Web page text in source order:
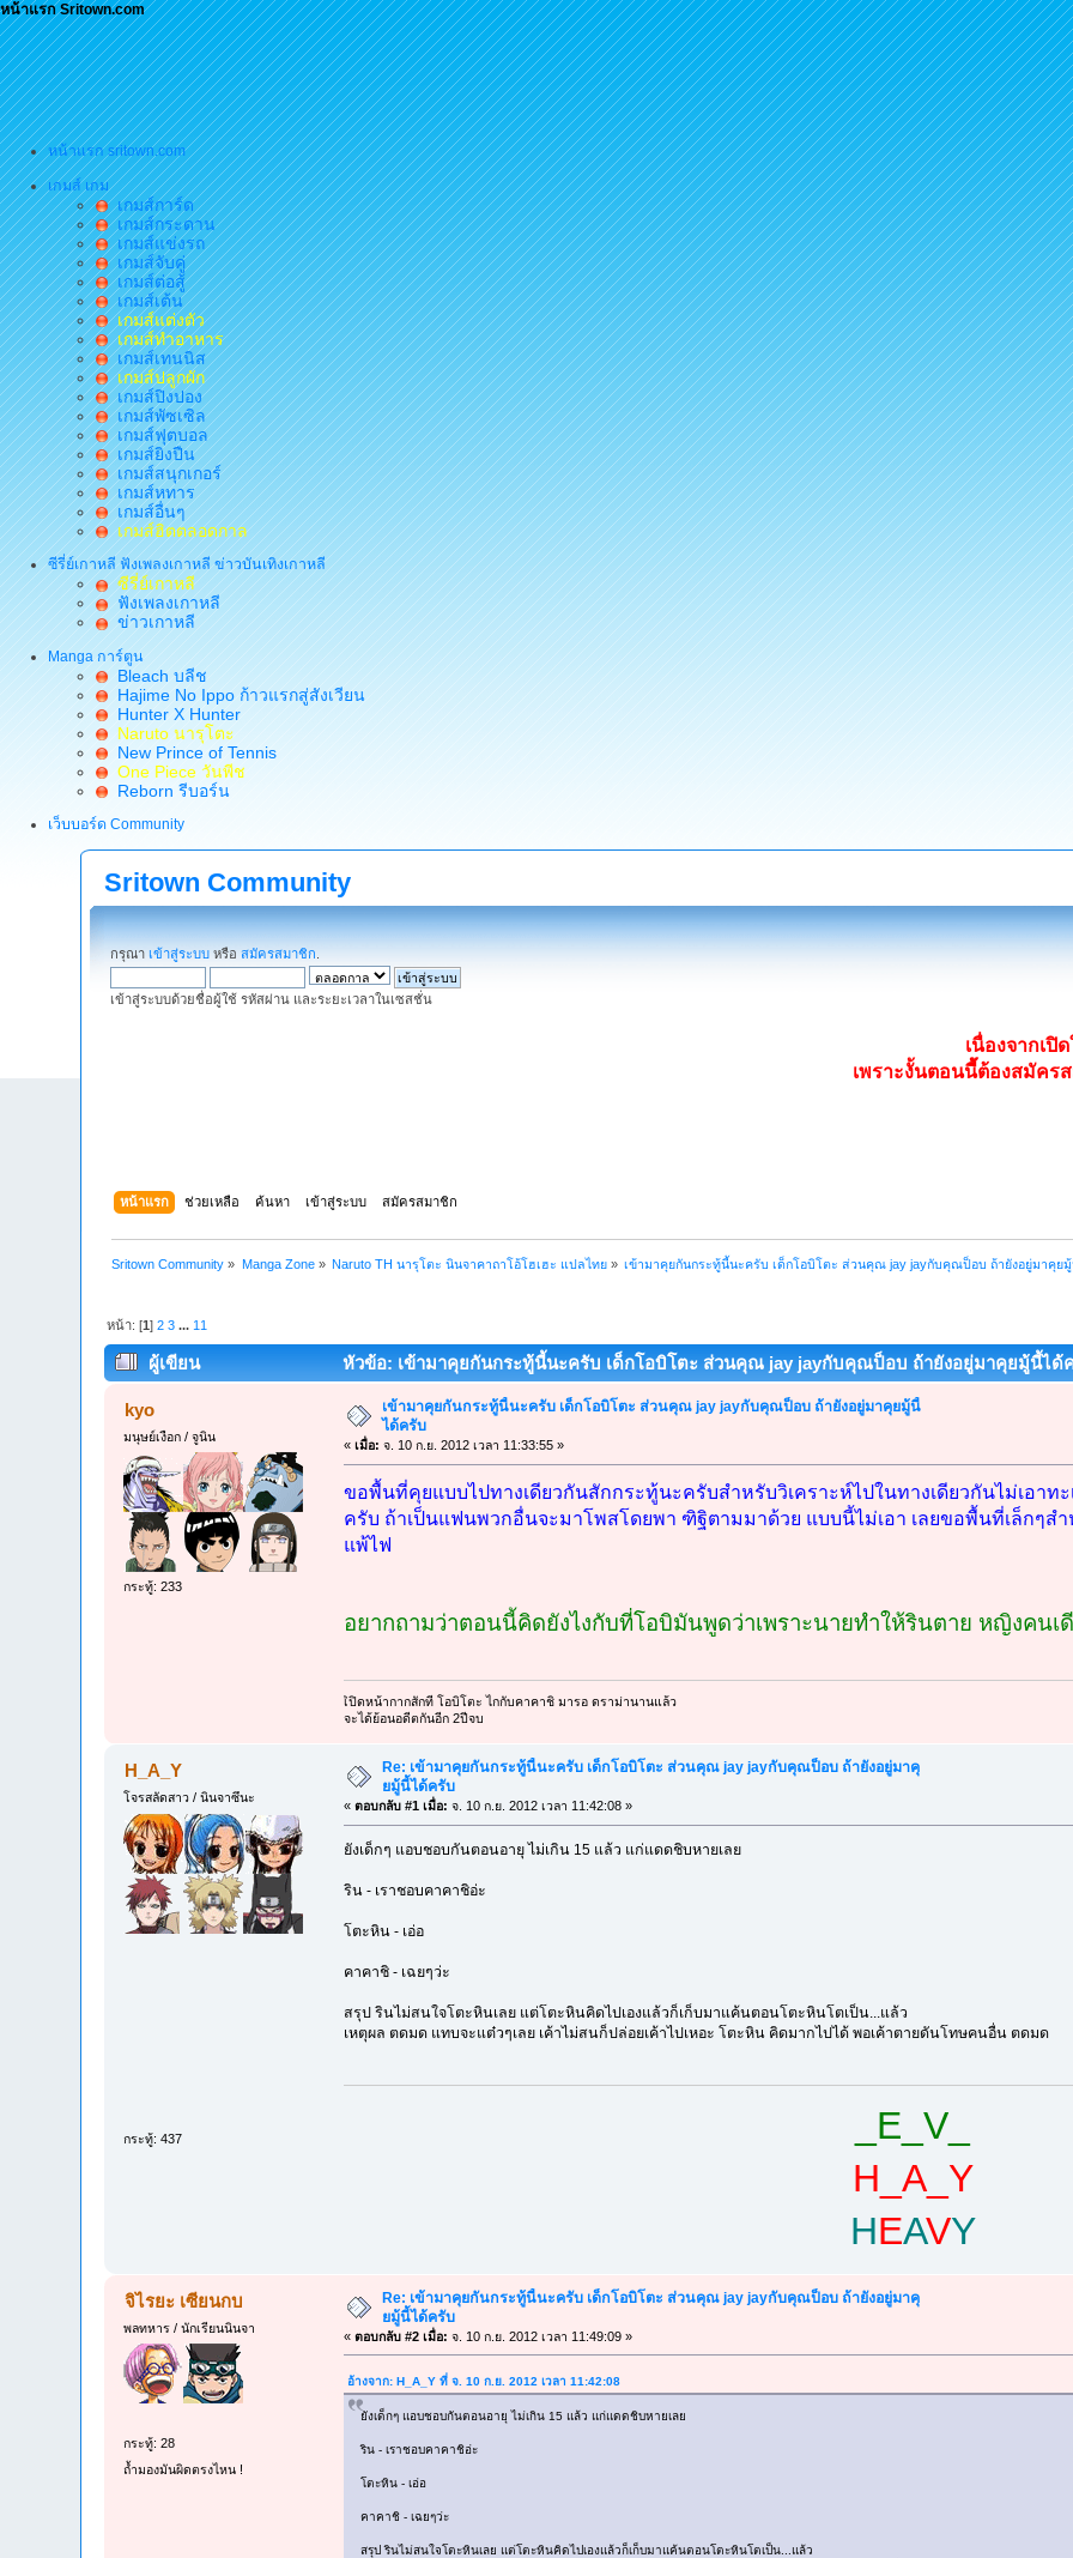
หน้าแรก Sritown.com
หน้าแรก sritown.com
เกมส์ เกม
เกมส์การ์ด
เกมส์กระดาน
เกมส์แข่งรถ
เกมส์จับคู่
เกมส์ต่อสู้
เกมส์เต้น
เกมส์แต่งตัว
เกมส์ทำอาหาร
เกมส์เทนนิส
เกมส์ปลูกผัก
เกมส์ปิงปอง
เกมส์พัซเซิล
เกมส์ฟุตบอล
เกมส์ยิงปืน
เกมส์สนุกเกอร์
เกมส์หทาร
เกมส์อื่นๆ
เกมส์ฮิตตลอดกาล
ซีรี่ย์เกาหลี ฟังเพลงเกาหลี ข่าวบันเทิงเกาหลี
ซีรี่ย์เกาหลี
ฟังเพลงเกาหลี
ข่าวเกาหลี
Manga การ์ตูน
Bleach บลีช
Hajime No Ippo ก้าวแรกสู่สังเวียน
Hunter X Hunter
Naruto นารุโตะ
New Prince of Tennis
One Piece วันพีช
Reborn รีบอร์น
เว็บบอร์ด Community
Sritown Community
กรุณา เข้าสู่ระบบ หรือสมัครสมาชิก
เข้าสู่ระบบด้วยชื่อผู้ใช้ รหัสผ่าน และระยะเวลาในเซสชั่น
เนื่องจากเปิ
เพราะงั้นตอนนี้ต้องสมัค
หน้าแรก ช่วยเหลือ ค้นหา เข้าสู่ระบบ สมัครสมาชิก
Sritown Community » Manga Zone» Naruto TH นารุโตะ นินจาคาถาโอ้โฮเฮะ แปลไทย » เข้ามาคุยกันกระทู้นี้นะครับ เด็กโอบิโตะ ส่วนคุณ jay jayกับคุณป็อบ ถ้ายังอยู่มาคุย
หน้า: [1]2 3 ... 11
ผู้เขียน หัวข้อ: เข้ามาคุยกันกระทู้นี้นะครับ เด็กโอบิโตะ ส่วนคุณ jay jayกับคุณป็อบ ถ้ายังอยู่มาคุยมู้นี้ได้
kyo
มนุษย์เงือก / จูนิน
กระทู้: 233
เข้ามาคุยกันกระทู้นี้นะครับ เด็กโอบิโตะ ส่วนคุณ jay jayกับคุณป็อบ ถ้ายังอยู่มาคุยมู้นี้
ได้ครับ
« เมื่อ: จ. 10 ก.ย. 2012 เวลา 11:33:55 »
ขอพื้นที่คุยแบบไปทางเดียวกันสักกระทู้นะครับสำหรับวิเคราะห์ไปในทางเดียวกันไม่เอาท
ครับ ถ้าเป็นแฟนพวกอื่นจะมาโพสโดยพา ฑิฐิตามมาด้วย แบบนี้ไม่เอา เลยขอพื้นที่เล็กๆ
แพ้ไฟ
อยากถามว่าตอนนี้คิดยังไงกับที่โอบิมันพูดว่าเพราะนายทำให้รินตาย หญิงคนเ
เิปิดหน้ากากสักที โอบิโตะ ไกกับคาคาชิ มารอ ดราม่านานแล้ว
จะได้ย้อนอดีตกันอีก 2ปีจบ
H_A_Y
โจรสลัดสาว / นินจาซึนะ
กระทู้: 437
Re: เข้ามาคุยกันกระทู้นี้นะครับ เด็กโอบิโตะ ส่วนคุณ jay jayกับคุณป็อบ ถ้ายังอยู่มาคุ
ยมู้นี้ได้ครับ
« ตอบกลับ #1 เมื่อ: จ. 10 ก.ย. 2012 เวลา 11:42:08 »
ยังเด็กๆ แอบชอบกันตอนอายุ ไม่เกิน 15 แล้ว แก่แดดชิบหายเลย
ริน - เราชอบคาคาชิอ่ะ
โตะหิน - เอ่อ
คาคาชิ - เฉยๆว่ะ
สรุป รินไม่สนใจโตะหินเลย แต่โตะหินคิดไปเองแล้วก็เก็บมาแค้นตอนโตะหินโตเป็น...แล้ว
เหตุผล ตดมด แทบจะแต๋วๆเลย เค้าไม่สนก็ปล่อยเค้าไปเหอะ โตะหิน คิดมากไปได้ พอเค้าตายดันโทษคนอื่น ตดมด
_E_V_
H_A_Y
HEAVY
จิไรยะ เซียนกบ
พลทหาร / นักเรียนนินจา
กระทู้: 28
ถ้ำมองมันผิดตรงไหน !
Re: เข้ามาคุยกันกระทู้นี้นะครับ เด็กโอบิโตะ ส่วนคุณ jay jayกับคุณป็อบ ถ้ายังอยู่มาคุ
ยมู้นี้ได้ครับ
« ตอบกลับ #2 เมื่อ: จ. 10 ก.ย. 2012 เวลา 11:49:09 »
อ้างจาก: H_A_Y ที่ จ. 10 ก.ย. 2012 เวลา 11:42:08
ยังเด็กๆ แอบชอบกันตอนอายุ ไม่เกิน 15 แล้ว แก่แดดชิบหายเลย
ริน - เราชอบคาคาชิอ่ะ
โตะหิน - เอ่อ
คาคาชิ - เฉยๆว่ะ
สรุป รินไม่สนใจโตะหินเลย แต่โตะหินคิดไปเองแล้วก็เก็บมาแค้นตอนโตะหินโตเป็น...แล้ว